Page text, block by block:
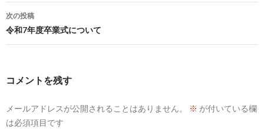
ナ
ビ
ョ
次の投稿
令和7年度卒業式について
コメントを残す
メールアドレスが公開されることはありません。 ※ が付いている欄
は必須項目です